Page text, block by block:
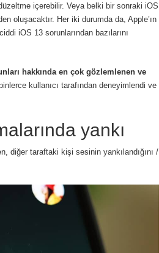
içerebilir. Veya belki bir sonraki iOS
oluşacaktır. Her iki durumda da, Apple’ın
iOS 13 sorunlarından bazılarını
hakkında en çok gözlemlenen ve
kullanıcı tarafından deneyimlendi ve
yankı
diğer taraftaki kişi sesinin yankılandığını /